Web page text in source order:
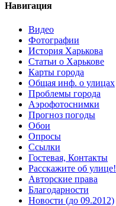
Навигация
Видео
Фотографии
История Харькова
Статьи о Харькове
Карты города
Общая инф. о улицах
Проблемы города
Аэрофотоснимки
Прогноз погоды
Обои
Опросы
Ссылки
Гостевая, Контакты
Расскажите об улице!
Авторские права
Благодарности
Новости (до 09.2012)